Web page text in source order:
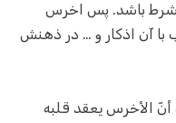
شرط باشد. پس اخرس
با آن اذکار و … در ذهنش
الأخرس يعقد قلبه